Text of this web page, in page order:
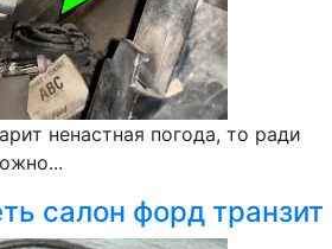
ненастная погода, то ради
салон форд транзит